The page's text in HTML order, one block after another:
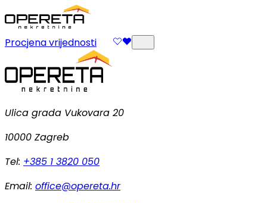
Procjena vrijednosti
Ulica grada Vukovara 20
10000 Zagreb
Tel: +385 1 3820 050
Email: office@opereta.hr